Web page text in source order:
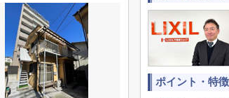
ポイント・特徴